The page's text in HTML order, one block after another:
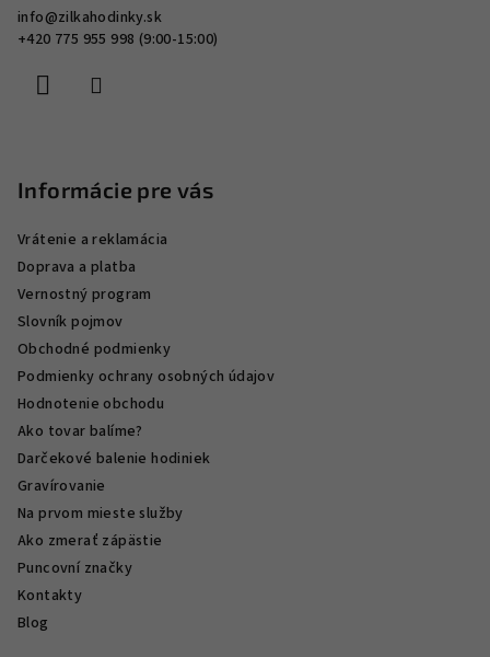
info@zilkahodinky.sk
+420 775 955 998 (9:00-15:00)
Informácie pre vás
Vrátenie a reklamácia
Doprava a platba
Vernostný program
Slovník pojmov
Obchodné podmienky
Podmienky ochrany osobných údajov
Hodnotenie obchodu
Ako tovar balíme?
Darčekové balenie hodiniek
Gravírovanie
Na prvom mieste služby
Ako zmerať zápästie
Puncovní značky
Kontakty
Blog